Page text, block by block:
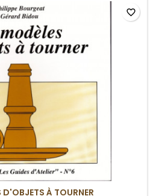
À TOURNER
favorite_border